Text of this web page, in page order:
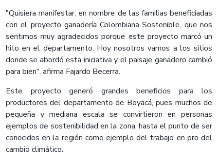
"Quisiera manifestar, en nombre de las familias beneficiadas
con el proyecto ganadería Colombiana Sostenible, que nos
sentimos muy agradecidos porque este proyecto marcó un
hito en el departamento. Hoy nosotros vamos a los sitios
donde se abordó esta iniciativa y el paisaje ganadero cambió
para bien", afirma Fajardo Becerra.
Este proyecto generó grandes beneficios para los
productores del departamento de Boyacá, pues muchos de
pequeña y mediana escala se convirtieron en personas
ejemplos de sostenibilidad en la zona, hasta el punto de ser
conocidos en la región como ejemplo del trabajo en pro del
cambio climático.